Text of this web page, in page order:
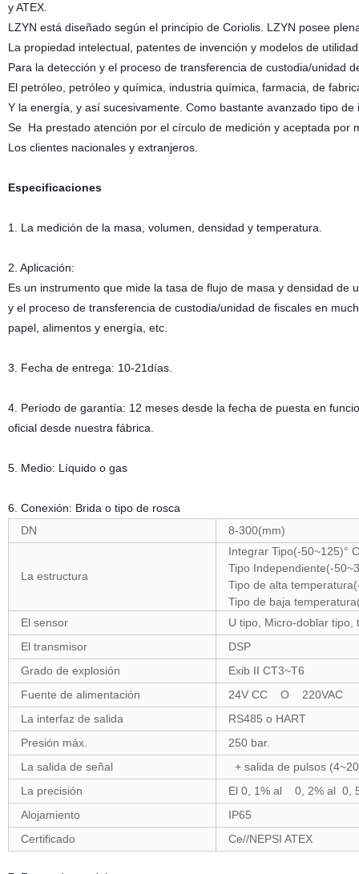
y ATEX.
LZYN está diseñado según el principio de Coriolis. LZYN posee
La propiedad intelectual, patentes de invención y modelos de
Para la detección y el proceso de transferencia de custodia/unidad
El petróleo, petróleo y química, industria química, farmacia, de
Y la energía, y así sucesivamente. Como bastante avanzado tipo
Se Ha prestado atención por el círculo de medición y aceptada por
Los clientes nacionales y extranjeros.
Especificaciones
1. La medición de la masa, volumen, densidad y temperatura.
2. Aplicación:
Es un instrumento que mide la tasa de flujo de masa y densidad
y el proceso de transferencia de custodia/unidad de fiscales en
papel, alimentos y energía, etc.
3. Fecha de entrega: 10-21días.
4. Período de garantía: 12 meses desde la fecha de puesta en
oficial desde nuestra fábrica.
5. Medio: Líquido o gas
6. Conexión: Brida o tipo de rosca
DN
8-300(mm)
La estructura
Integrar
Tipo Independiente(-
Tipo de alta
Tipo de baja
El sensor
U tipo, Micro-doblar tipo,
El transmisor
DSP
Grado de explosión
Exib II CT3~T6
Fuente de alimentación
24V CC O 220VAC
La interfaz de salida
RS485 o HART
Presión máx.
250 bar.
La salida de señal
+ salida de pulsos
La precisión
El 0, 1% al 0, 2% al 0,
Alojamiento
IP65
Certificado
Ce//NEPSI ATEX